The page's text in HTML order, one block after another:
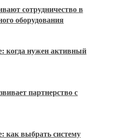
сотрудничество в
оборудования
когда нужен активный
партнерство с
как выбрать систему